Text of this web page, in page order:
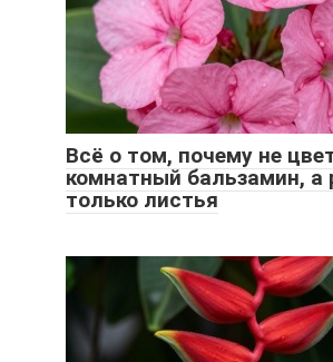
Всё о том, почему не
комнатный бальзамин, а
только листья